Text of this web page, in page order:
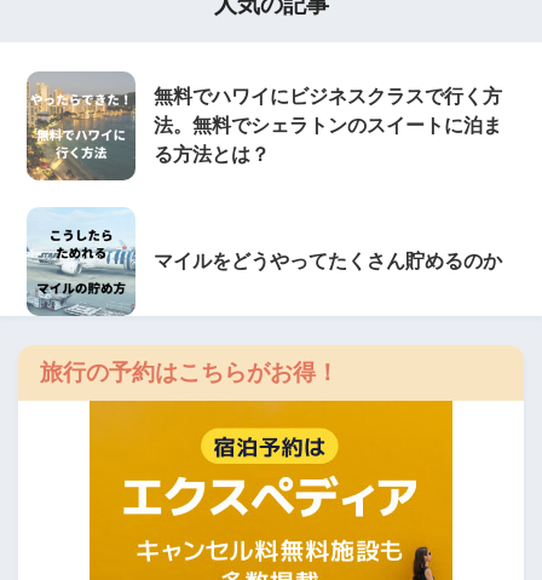
無料でハワイにビジネスクラスで行く方
法。無料でシェラトンのスイートに泊ま
る方法とは？
マイルをどうやってたくさん貯めるのか
旅行の予約はこちらがお得！